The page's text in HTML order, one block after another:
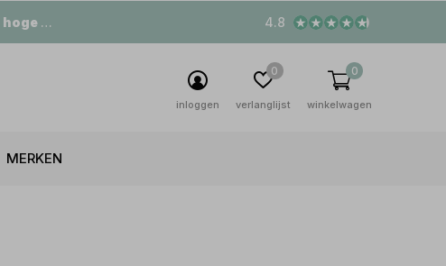
MERKEN
inloggen verlanglijst
0
winkelwagen
0
hoge korting 4.8